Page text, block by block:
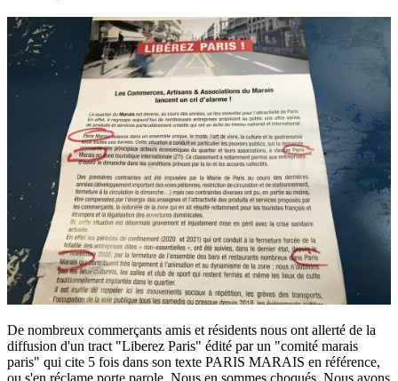
De nombreux commerçants amis et résidents nous ont allerté de la
diffusion d'un tract "Liberez Paris" édité par un "comité marais
paris" qui cite 5 fois dans son texte PARIS MARAIS en référence,
ou s'en réclame porte parole. Nous en sommes choqués. Nous avons